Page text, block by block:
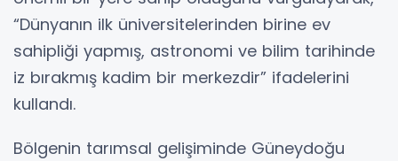
“Dünyanın ilk üniversitelerinden birine ev
sahipliği yapmış, astronomi ve bilim tarihinde
iz bırakmış kadim bir merkezdir” ifadelerini
kullandı.
Bölgenin tarımsal gelişiminde Güneydoğu